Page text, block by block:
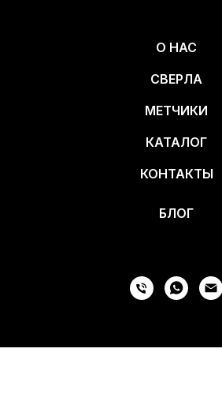
О НАС
СВЕРЛА
МЕТЧИКИ
КАТАЛОГ
КОНТАКТЫ
БЛОГ